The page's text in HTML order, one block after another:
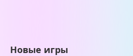
Новые игры